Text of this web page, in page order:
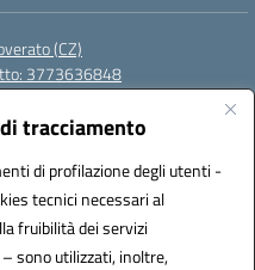
tracciamento
di profilazione degli utenti -
tecnici necessari al
fruibilità dei servizi
sono utilizzati, inoltre,
(CZ)
3773636848
(IPA): istsc_czrh04000q